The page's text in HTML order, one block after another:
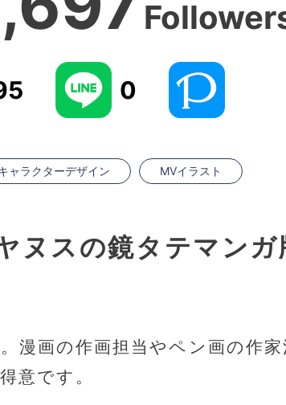
0
ャラクターデザイン MVイラスト
ヌスの鏡タテマン
漫画の作画担当やペン画の作
意です。